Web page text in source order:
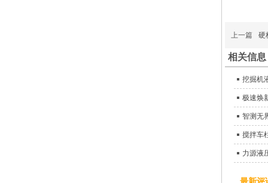
上一篇 硬
相关信息
挖掘机
极速焕
智测无
搅拌车
力源液